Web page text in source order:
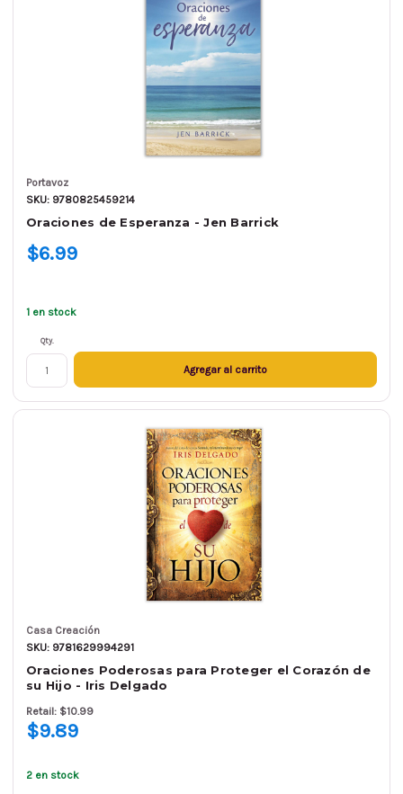
Portavoz
SKU: 9780825459214
Oraciones de Esperanza - Jen Barrick
$6.99
1 en stock
Qty.
Agregar al carrito
Casa Creación
SKU: 9781629994291
Oraciones Poderosas para Proteger el Corazón de
su Hijo - Iris Delgado
Retail: $10.99
$9.89
2 en stock